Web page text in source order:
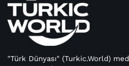
"Türk Dünyası" (Turkic.World)